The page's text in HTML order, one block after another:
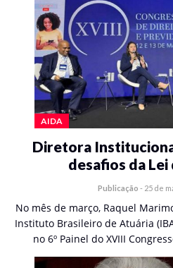
AIDA
Diretora
desafios da Lei
Publicação - 25 de
No mês de março, Raquel
Instituto Brasileiro de Atuária
no 6º Painel do XVIII